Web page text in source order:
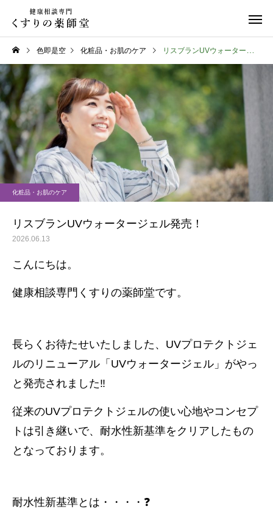
日常のこと
令和８年熊本地震
お知らせ
お盆期間中のご相談に
て
色即是空 化粧品・お肌のケア リスブランUVウォータージェル発売！
化粧品・お肌のケア
リスブランUVウォータージェル発売！
2026.06.13
こんにちは。
健康相談専門くすりの薬師堂です。
長らくお待たせいたしました、UVプロテクトジェ
ルのリニューアル「UVウォータージェル」がやっ
と発売されました‼️
従来のUVプロテクトジェルの使い心地やコンセプ
トは引き継いで、耐水性新基準をクリアしたもの
となっております。
耐水性新基準とは・・・・❓